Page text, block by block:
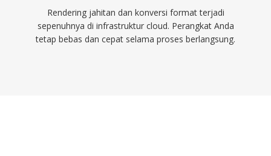
Rendering jahitan dan konversi format terjadi
sepenuhnya di infrastruktur cloud. Perangkat Anda
tetap bebas dan cepat selama proses berlangsung.